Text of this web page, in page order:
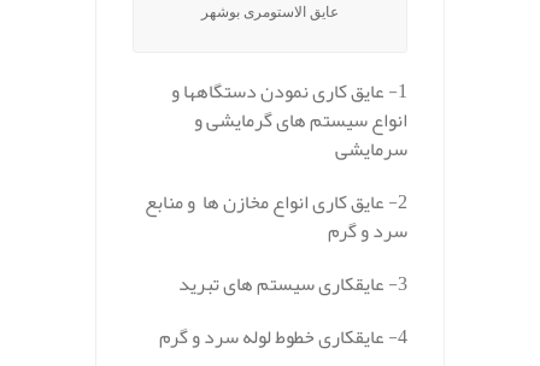
عایق الاستومری بوشهر
1- عایق کاری نمودن دستگاهها و
انواع سیستم های گرمایشی و
سرمایشی
2- عایق کاری انواع مخازن ها و منابع
سرد و گرم
3- عایقکاری سیستم های تبرید
4- عایقکاری خطوط لوله سرد و گرم